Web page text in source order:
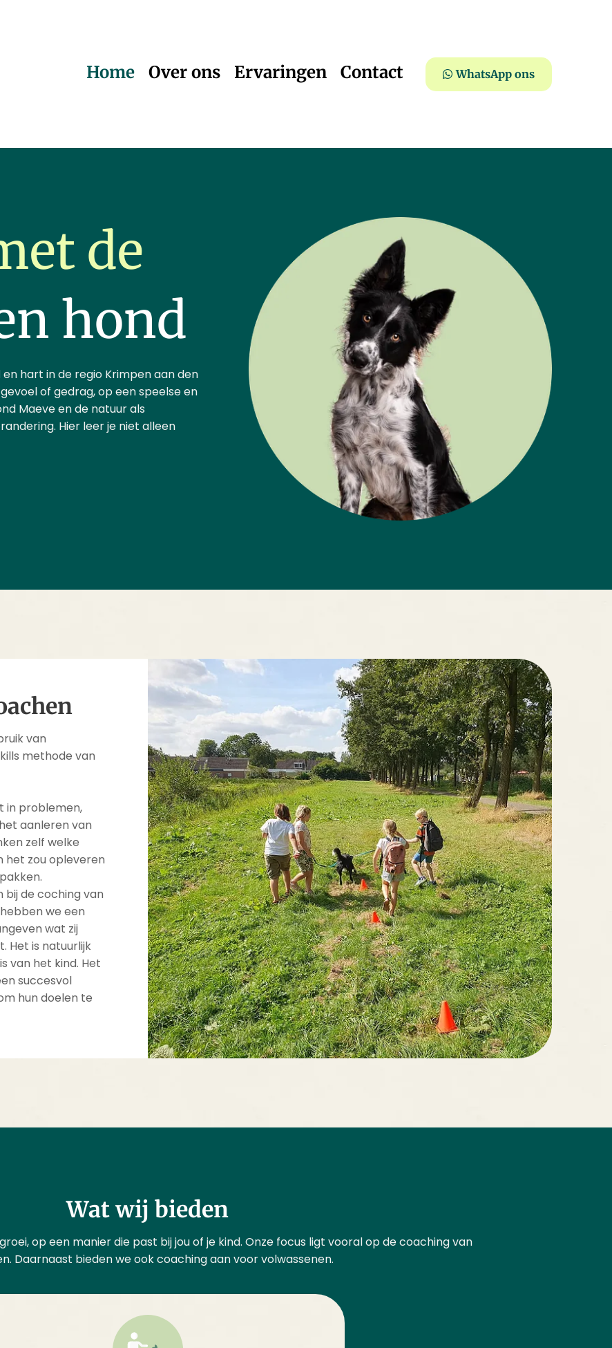
Home Over ons Ervaringen Contact WhatsApp ons
de
hond​
hart in de regio Krimpen aan den
of gedrag, op een speelse en
Maeve en de natuur als
Hier leer je niet alleen
van
methode van
in problemen,
aanleren van
zelf welke
het zou opleveren
de coching van
we een
wat zij
Het is natuurlijk
van het kind. Het
succesvol
hun doelen te
Wat wij bieden
op een manier die past bij jou of je kind. Onze focus ligt vooral op de coaching van
Daarnaast bieden we ook coaching aan voor volwassenen.